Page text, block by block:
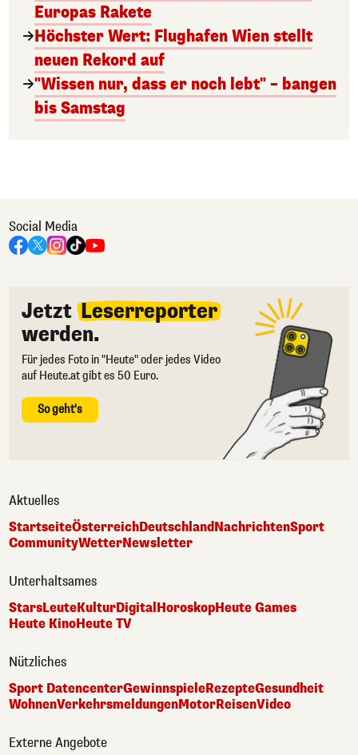
Europas Rakete
Höchster Wert: Flughafen Wien stellt
neuen Rekord auf
"Wissen nur, dass er noch lebt" – bangen
bis Samstag
Social Media
Jetzt Leserreporter
werden.
Für jedes Foto in "Heute" oder jedes Video
auf Heute.at gibt es 50 Euro.
So geht's
Aktuelles
StartseiteÖsterreichDeutschlandNachrichtenSport
CommunityWetterNewsletter
Unterhaltsames
StarsLeuteKulturDigital HoroskopHeute Games
Heute KinoHeute TV
Nützliches
Sport DatencenterGewinnspieleRezepteGesundheit
WohnenVerkehrsmeldungenMotorReisenVideo
Externe Angebote